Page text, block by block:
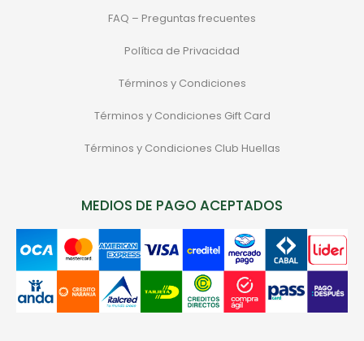
FAQ – Preguntas frecuentes
Política de Privacidad
Términos y Condiciones
Términos y Condiciones Gift Card
Términos y Condiciones Club Huellas
MEDIOS DE PAGO ACEPTADOS